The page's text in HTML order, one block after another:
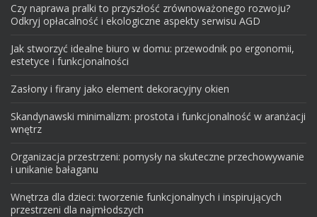
Czy naprawa pralki to przyszłość zrównoważonego rozwoju?
Odkryj opłacalność i ekologiczne aspekty serwisu AGD
Jak stworzyć idealne biuro w domu: przewodnik po ergonomii,
estetyce i funkcjonalności
Zasłony i firany jako element dekoracyjny okien
Skandynawski minimalizm: prostota i funkcjonalność w aranżacji
wnętrz
Organizacja przestrzeni: pomysły na skuteczne przechowywanie
i unikanie bałaganu
Wnętrza dla dzieci: tworzenie funkcjonalnych i inspirujących
przestrzeni dla najmłodszych